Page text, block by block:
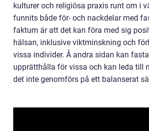
kulturer och religiösa praxis runt om i
funnits både för- och nackdelar med
faktum är att det kan föra med sig
hälsan, inklusive viktminskning och
vissa individer. Å andra sidan kan
upprätthålla för vissa och kan leda till
det inte genomförs på ett balanserat